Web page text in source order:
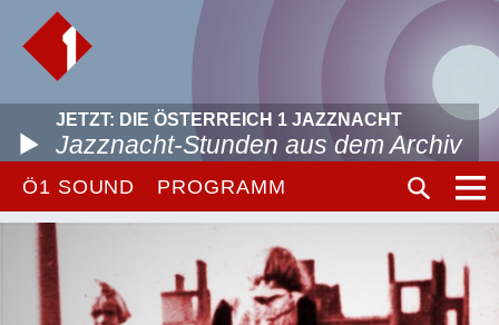
JETZT: DIE ÖSTERREICH 1 JAZZNACHT
Jazznacht-Stunden aus dem Archiv
Ö1 SOUND PROGRAMM